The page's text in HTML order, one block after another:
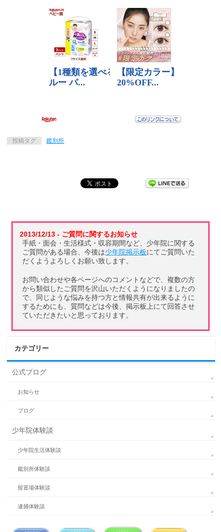
投稿タグ 鑑別所
2013/12/13 - ご質問に関するお知らせ
手紙・面会・生活様式・収容期間など、少年院に関する
ご質問がある場合、今後は少年院掲示板にてご質問いた
だくようよろしくお願い致します。
お問い合わせや各ページへのコメントなどで、複数の方
から類似したご質問を沢山いただくようになりましたの
で、同じような悩みを持つ方と情報共有が出来るように
するためにも、質問などは今後、掲示板上にて回答させ
ていただきたいと思っております。
カテゴリー
公式ブログ
お知らせ
ブログ
少年院体験談
少年院生活体験談
鑑別所体験談
留置場体験談
逮捕体験談